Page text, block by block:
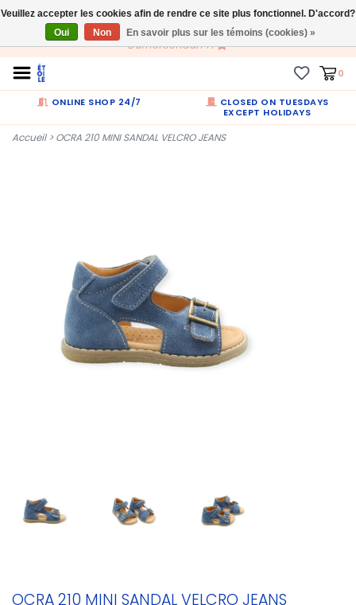
FR
Dumortierlaan 71
0
ONLINE SHOP 24/7
CLOSED ON TUESDAYS
EXCEPT HOLIDAYS
Accueil>OCRA 210 MINI SANDAL VELCRO JEANS
OCRA 210 MINI SANDAL VELCRO JEANS
Veuillez accepter les cookies afin de rendre ce site plus fonctionnel. D'accord?
Oui
Non En savoir plus sur les témoins (cookies) »